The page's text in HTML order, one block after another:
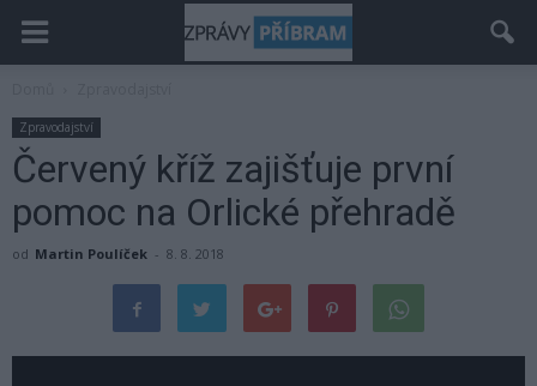
Zpravodajství
Červený kříž zajišťuje první
pomoc na Orlické přehradě
od Martin Poulíček - 8. 8. 2018